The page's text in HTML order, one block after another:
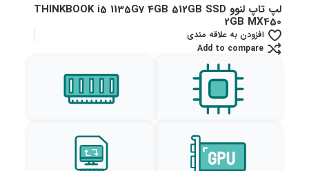
لپ تاپ لنوو THINKBOOK i5 1135G7 4GB 512GB SSD
2GB MX450
افزودن به علاقه مندی
Add to compare